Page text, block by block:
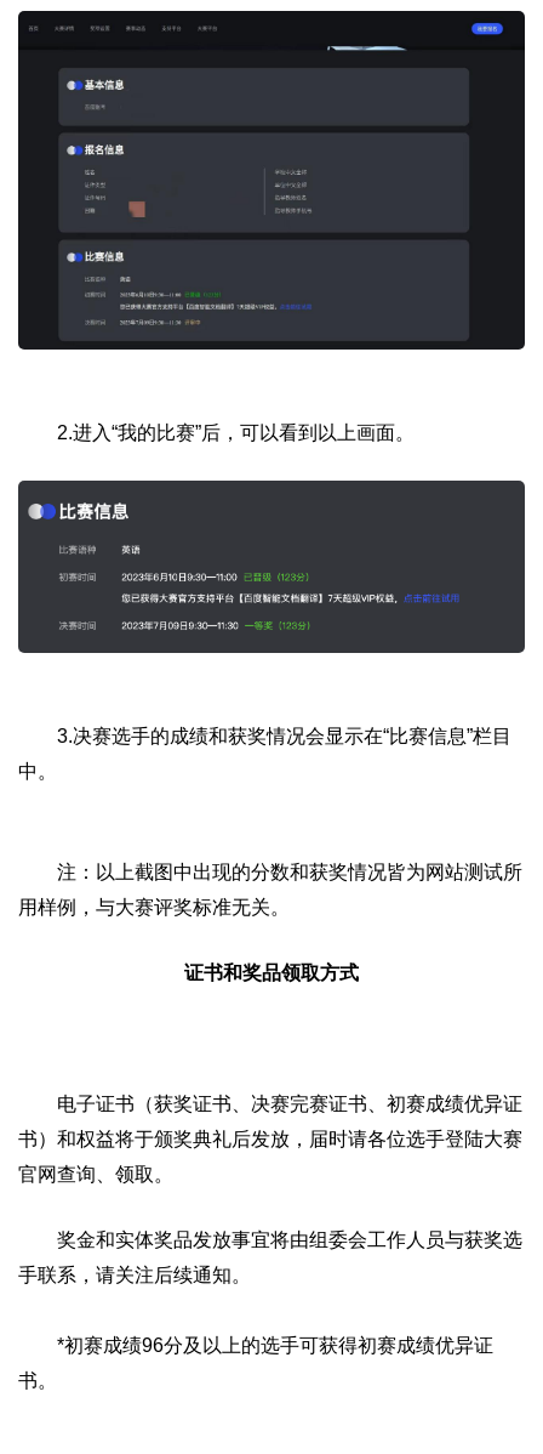
2.进入“我的比赛”后，可以看到以上画面。
3.决赛选手的成绩和获奖情况会显示在“比赛信息”栏目
中。
注：以上截图中出现的分数和获奖情况皆为网站测试所
用样例，与大赛评奖标准无关。
证书和奖品领取方式
电子证书（获奖证书、决赛完赛证书、初赛成绩优异证
书）和权益将于颁奖典礼后发放，届时请各位选手登陆大赛
官网查询、领取。
奖金和实体奖品发放事宜将由组委会工作人员与获奖选
手联系，请关注后续通知。
*初赛成绩96分及以上的选手可获得初赛成绩优异证
书。